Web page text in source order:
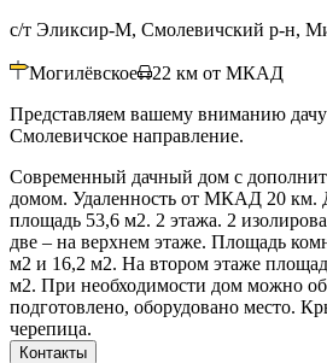
с/т Эликсир-М, Смолевичский р-н,
Могилёвское 22 км от МКАД
Представляем вашему вниманию
Смолевичское направление.
Современный дачный дом с
домом. Удаленность от МКАД 20 км.
площадь 53,6 м2. 2 этажа. 2
две – на верхнем этаже. Площадь
м2 и 16,2 м2. На втором этаже
м2. При необходимости дом можно
подготовлено, оборудовано место.
черепица.
Контакты